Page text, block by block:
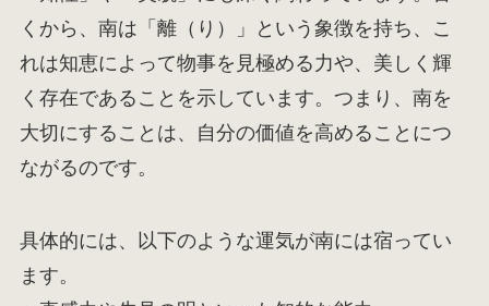
くから、南は「離（り）」という象徴を持ち、こ
れは知恵によって物事を見極める力や、美しく輝
く存在であることを示しています。つまり、南を
大切にすることは、自分の価値を高めることにつ
ながるのです。
具体的には、以下のような運気が南には宿ってい
ます。